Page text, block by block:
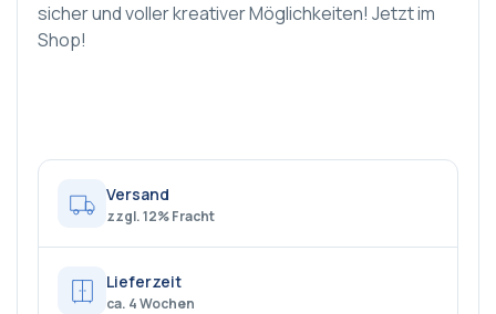
sicher und voller kreativer Möglichkeiten! Jetzt im
Shop!
Versand
zzgl. 12% Fracht
Lieferzeit
ca. 4 Wochen